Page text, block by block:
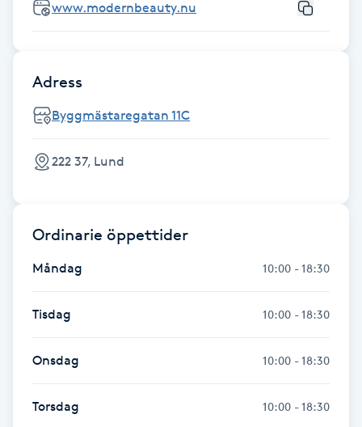
Hårborttagning
Hårbottenbehandling
Hälsprickor
www.modernbeauty.nu
Adress
Byggmästaregatan 11C
222 37, Lund
Ordinarie öppettider
Måndag 10:00 - 18:30
Tisdag 10:00 - 18:30
Onsdag 10:00 - 18:30
Torsdag 10:00 - 18:30